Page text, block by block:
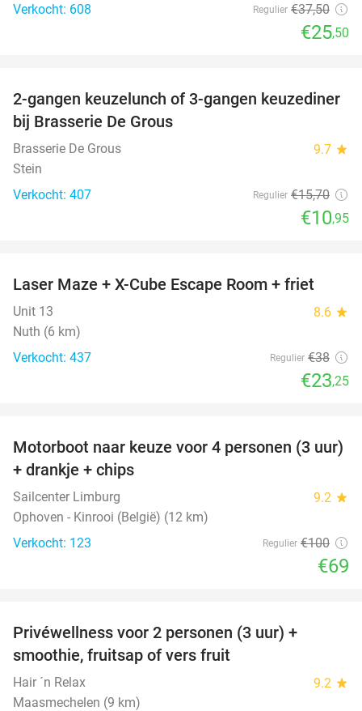
Verkocht: 608
Regulier €37,50
€25,50
30%
2-gangen keuzelunch of 3-gangen keuzediner
bij Brasserie De Grous
Brasserie De Grous 9.7 star
Stein
Verkocht: 407
Regulier €15,70
€10,95
39%
Laser Maze + X-Cube Escape Room + friet
Unit 13 8.6 star
Nuth (6 km)
Verkocht: 437
Regulier €38
€23,25
31%
Motorboot naar keuze voor 4 personen (3 uur)
+ drankje + chips
Sailcenter Limburg 9.2 star
Ophoven - Kinrooi (België) (12 km)
Verkocht: 123
Regulier €100
€69
Privéwellness voor 2 personen (3 uur) +
smoothie, fruitsap of vers fruit
Hair ´n Relax 9.2 star
Maasmechelen (9 km)